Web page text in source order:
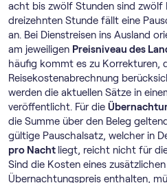
acht bis zwölf Stunden sind zwölf
dreizehnten Stunde fällt eine
an. Bei Dienstreisen ins Ausland
am jeweiligen Preisniveau des
häufig kommt es zu Korrekturen,
Reisekostenabrechnung
werden die aktuellen Sätze in
veröffentlicht. Für die
die Summe über den Beleg
gültige Pauschalsatz, welcher in
pro Nacht liegt, reicht nicht für
Sind die Kosten eines
Übernachtungspreis enthalten,